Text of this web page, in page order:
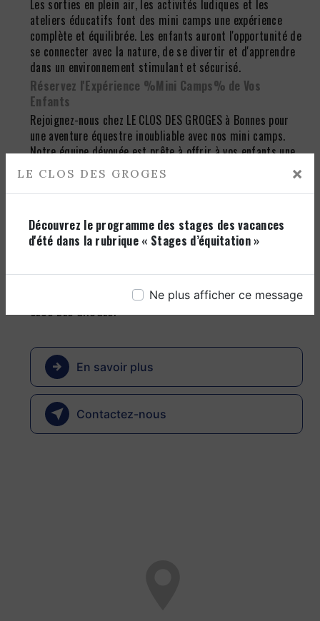
LE CLOS DES GROGES ×
Découvrez le programme des stages des vacances
d'été dans la rubrique « Stages d’équitation »
Ne plus afficher ce message
Les sorties en plein air, les activités ludiques et les
ateliers éducatifs font des mini camps une expérience
complète et équilibrée. Les enfants auront l'opportunité de
se connecter avec la nature, de se divertir et d'apprendre
dans un environnement stimulant et sécurisé.
Réservez l'Expérience %Mini Camps% de Vos
Enfants
Rejoignez-nous chez LE CLOS DES GROGES à Bonnes pour
une aventure équestre inoubliable avec nos mini camps.
Notre équipe dévouée est prête à offrir à vos enfants une
expérience éducative, amusante et enrichissante qui les
aidera à développer une passion pour les chevaux tout en
créant des souvenirs inoubliables.
Que ce soit pour offrir à vos enfants une expérience
d'apprentissage estival ou pour les immerger dans le
monde des chevaux, nos mini camps offrent une
vous à voir vos enfants grandir, apprendre et s'épanouir au
sein de notre communauté équestre passionnée chez LE
CLOS DES GROGES.
En savoir plus
Contactez-nous